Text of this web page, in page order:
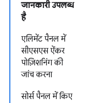
जानकारी उपलब्ध
है
एलिमेंट पैनल में
सीएसएस ऐंकर
पोज़िशनिंग की
जांच करना
सोर्स पैनल में किए